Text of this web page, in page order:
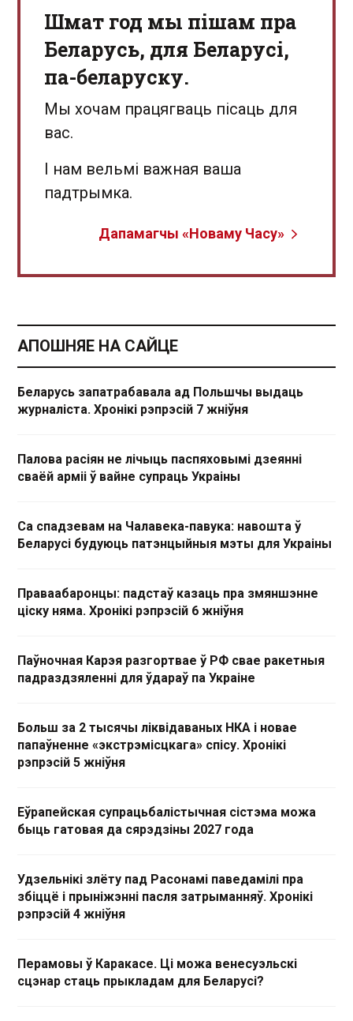
Шмат год мы пішам пра
Беларусь, для Беларусі,
па-беларуску.
Мы хочам працягваць пісаць для
вас.
І нам вельмі важная ваша
падтрымка.
Дапамагчы «Новаму Часу»
АПОШНЯЕ НА САЙЦЕ
Беларусь запатрабавала ад Польшчы выдаць
журналіста. Хронікі рэпрэсій 7 жніўня
Палова расіян не лічыць паспяховымі дзеянні
сваёй арміі ў вайне супраць Украіны
Са спадзевам на Чалавека-павука: навошта ў
Беларусі будуюць патэнцыйныя мэты для Украіны
Праваабаронцы: падстаў казаць пра змяншэнне
ціску няма. Хронікі рэпрэсій 6 жніўня
Паўночная Карэя разгортвае ў РФ свае ракетныя
падраздзяленні для ўдараў па Украіне
Больш за 2 тысячы ліквідаваных НКА і новае
папаўненне «экстрэмісцкага» спісу. Хронікі
рэпрэсій 5 жніўня
Еўрапейская супрацьбалістычная сістэма можа
быць гатовая да сярэдзіны 2027 года
Удзельнікі злёту пад Расонамі паведамілі пра
збіццё і прыніжэнні пасля затрыманняў. Хронікі
рэпрэсій 4 жніўня
Перамовы ў Каракасе. Ці можа венесуэльскі
сцэнар стаць прыкладам для Беларусі?